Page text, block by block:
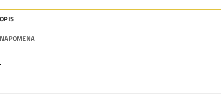
OPIS
NAPOMENA
.